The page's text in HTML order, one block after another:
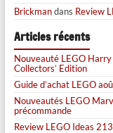
Brickmandans Review
Articles récents
Nouveauté LEGO
Collectors’ Edition
Guide d’achat LEGO
Nouveautés LEGO
précommande
Review LEGO Ideas